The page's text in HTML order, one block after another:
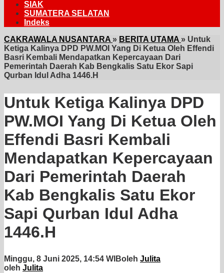
SIAK
SUMATERA SELATAN
Indeks
CAKRAWALA NUSANTARA » BERITA UTAMA » Untuk
Ketiga Kalinya DPD PW.MOI Yang Di Ketua Oleh Effendi
Basri Kembali Mendapatkan Kepercayaan Dari
Pemerintah Daerah Kab Bengkalis Satu Ekor Sapi
Qurban Idul Adha 1446.H
Untuk Ketiga Kalinya DPD
PW.MOI Yang Di Ketua Oleh
Effendi Basri Kembali
Mendapatkan Kepercayaan
Dari Pemerintah Daerah
Kab Bengkalis Satu Ekor
Sapi Qurban Idul Adha
1446.H
Minggu, 8 Juni 2025, 14:54 WIBoleh Julita
oleh Julita